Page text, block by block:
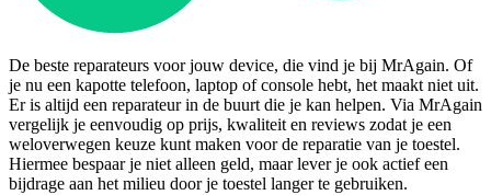
De beste reparateurs voor jouw device, die vind je bij MrAgain. Of
je nu een kapotte telefoon, laptop of console hebt, het maakt niet uit.
Er is altijd een reparateur in de buurt die je kan helpen. Via MrAgain
vergelijk je eenvoudig op prijs, kwaliteit en reviews zodat je een
weloverwegen keuze kunt maken voor de reparatie van je toestel.
Hiermee bespaar je niet alleen geld, maar lever je ook actief een
bijdrage aan het milieu door je toestel langer te gebruiken.